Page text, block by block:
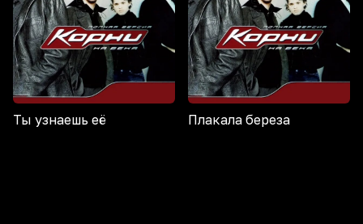
Ты узнаешь её Плакала береза